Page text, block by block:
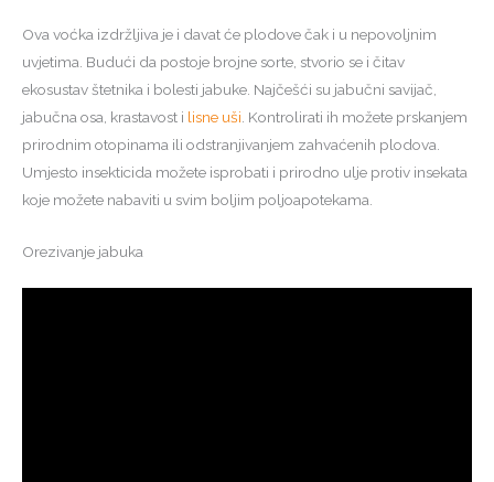
Ova voćka izdržljiva je i davat će plodove čak i u nepovoljnim
uvjetima. Budući da postoje brojne sorte, stvorio se i čitav
ekosustav štetnika i bolesti jabuke. Najčešći su jabučni savijač,
jabučna osa, krastavost i lisne uši . Kontrolirati ih možete prskanjem
prirodnim otopinama ili odstranjivanjem zahvaćenih plodova.
Umjesto insekticida možete isprobati i prirodno ulje protiv insekata
koje možete nabaviti u svim boljim poljoapotekama.
Orezivanje jabuka